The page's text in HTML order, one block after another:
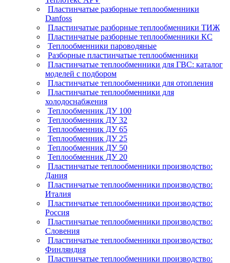
Пластинчатые разборные теплообменники
Danfoss
Пластинчатые разборные теплообменники ТИЖ
Пластинчатые разборные теплообменники КC
Теплообменники пароводяные
Разборные пластинчатые теплообменники
Пластинчатые теплообменники для ГВС: каталог
моделей с подбором
Пластинчатые теплообменники для отопления
Пластинчатые теплообменники для
холодоснабжения
Теплообменник ДУ 100
Теплообменник ДУ 32
Теплообменник ДУ 65
Теплообменник ДУ 25
Теплообменник ДУ 50
Теплообменник ДУ 20
Пластинчатые теплообменники производство:
Дания
Пластинчатые теплообменники производство:
Италия
Пластинчатые теплообменники производство:
Россия
Пластинчатые теплообменники производство:
Словения
Пластинчатые теплообменники производство:
Финляндия
Пластинчатые теплообменники производство: